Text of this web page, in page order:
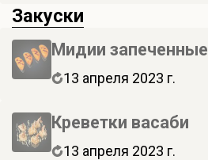
Закуски
Мидии запеченные
13 апреля 2023 г.
Креветки васаби
13 апреля 2023 г.